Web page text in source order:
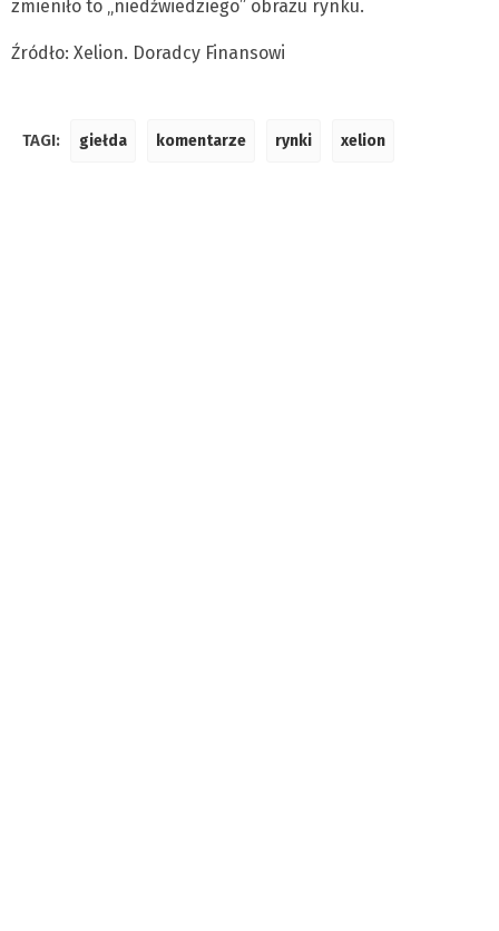
zmieniło to „niedźwiedziego” obrazu rynku.
Źródło: Xelion. Doradcy Finansowi
TAGI: giełda komentarze rynki xelion